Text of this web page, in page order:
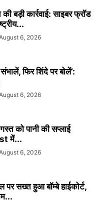
बड़ी कार्रवाई: साइबर फ्रॉड
6, 2026
संभालें, फिर शिंदे पर बोलें’:
6, 2026
को पानी की सप्लाई
में...
6, 2026
पर सख्त हुआ बॉम्बे हाईकोर्ट,